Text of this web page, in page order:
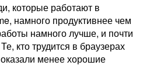
которые работают в
намного продуктивнее чем
намного лучше, и почти
кто трудится в браузерах
менее хорошие